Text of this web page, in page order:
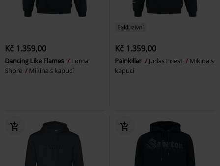
Kč 1.359,00
Dancing Like Flames
Lorna
Shore
Mikina s kapucí
Exkluzivní
Kč 1.359,00
Painkiller Judas Priest
Mikina s
kapucí